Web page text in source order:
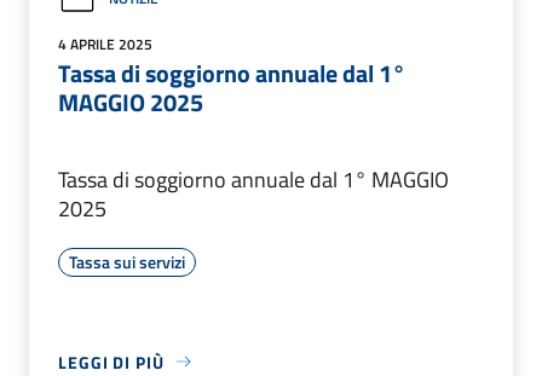
4 APRILE 2025
Tassa di soggiorno annuale dal 1°
MAGGIO 2025
Tassa di soggiorno annuale dal 1° MAGGIO
2025
Tassa sui servizi
LEGGI DI PIÙ